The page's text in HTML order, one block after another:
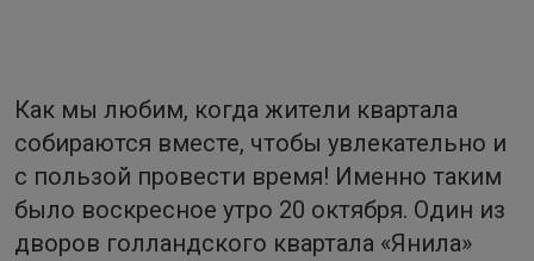
Как мы любим, когда жители квартала
собираются вместе, чтобы увлекательно и
с пользой провести время! Именно таким
было воскресное утро 20 октября. Один из
дворов голландского квартала «Янила»